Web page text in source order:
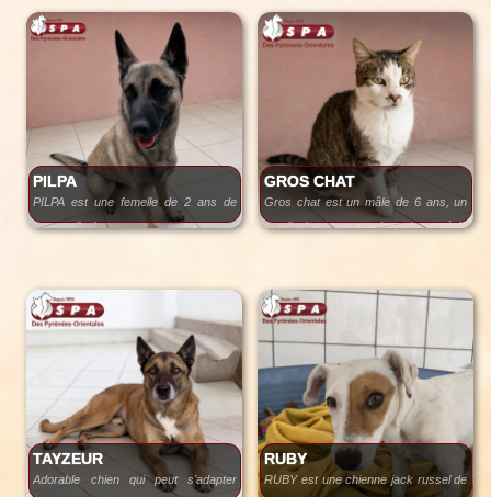
Elle attend une douce famille avec des
enfants pourquoi pas !
PILPA
PILPA est une femelle de 2 ans de
type malinois.
Très gentille et joueuse, elle
recherche une famille présente et
bienveillante.
Un jardin serait préférable pour lui
offrir un cadre de vie adapté.
GROS CHAT
Gros chat est un mâle de 6 ans, un
gentil chat au regard tendre et à la
Calme et attachant, il attend une
famille prête à lui offrir l’amour et la
douceur qu’il mérite.
Son petit bonheur du quotidien ? Boire
au robinet, alors si vous avez ce petit
confort à lui offrir, il sera comblé !
Curly n’attend plus qu’un foyer
TAYZEUR
Adorable chien qui peut s'adapter
RUBY
RUBY est une chienne jack russel de